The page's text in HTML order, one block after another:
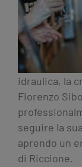
idraulica, la
Fiorenzo
seguire la
aprendo un
di Riccione.